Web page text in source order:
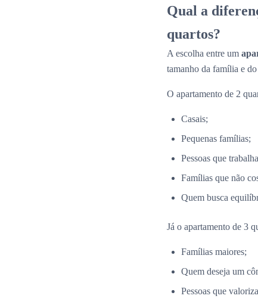
Qual a
quartos?
A escolha entre um
tamanho da família e
O apartamento de 2
Casais;
Pequenas famílias;
Pessoas que
Famílias que não
Quem busca
Já o apartamento de 3
Famílias maiores;
Quem deseja um
Pessoas que